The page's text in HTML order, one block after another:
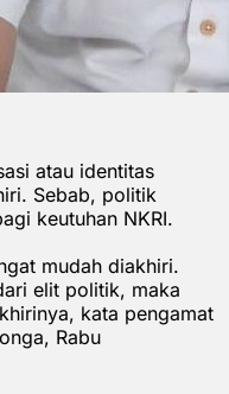
atau identitas
Sebab, politik
keutuhan NKRI.
mudah diakhiri.
elit politik, maka
kata pengamat
Rabu